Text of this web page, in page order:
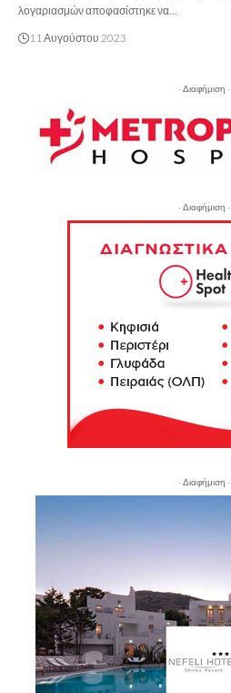
λογαριασμών αποφασίστηκε να…
11 Αυγούστου 2023
- Διαφήμιση -
- Διαφήμιση -
- Διαφήμιση -